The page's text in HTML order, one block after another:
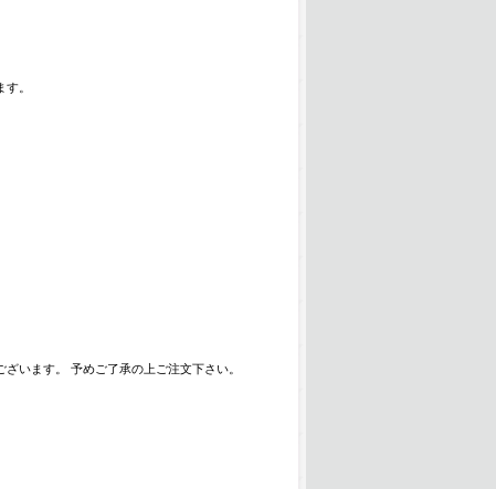
。
います。 予めご了承の上ご注文下さい。